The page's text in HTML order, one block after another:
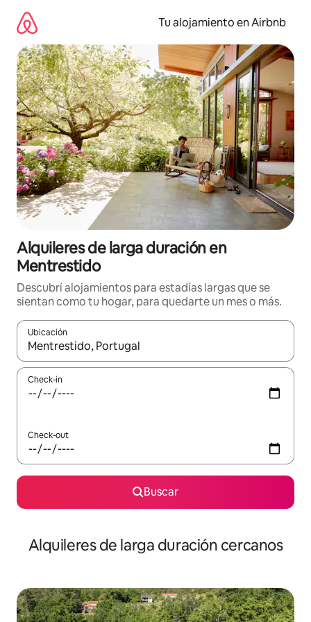
contenido
Tu alojamiento en Airbnb
Alquileres de larga duración en
Mentrestido
Descubrí alojamientos para estadías largas que se
sientan como tu hogar, para quedarte un mes o más.
Ubicación
Cuando los resultados estén disponibles, navegá con las
Check-in
Check-out
Buscar
Alquileres de larga duración cercanos